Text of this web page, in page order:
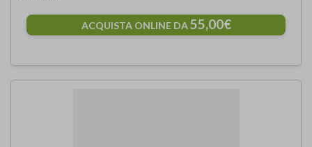
ACQUISTA ONLINE DA55,00€